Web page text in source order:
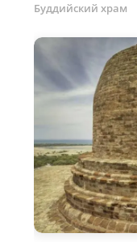
Буддийский храм